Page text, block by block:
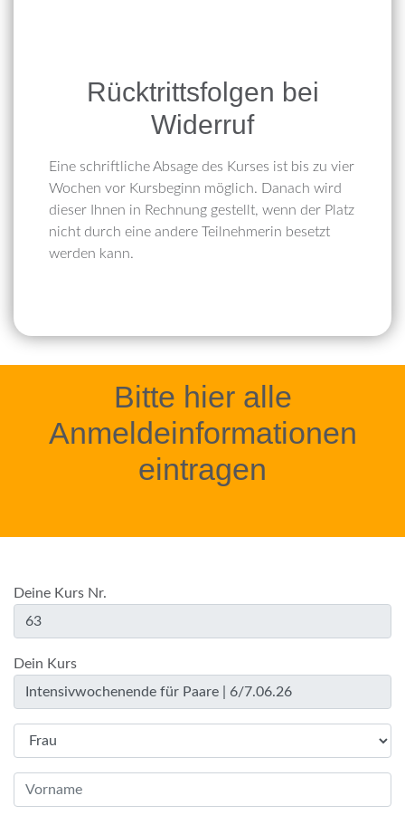
Rücktrittsfolgen bei
Widerruf
Eine schriftliche Absage des Kurses ist bis zu vier
Wochen vor Kursbeginn möglich. Danach wird
dieser Ihnen in Rechnung gestellt, wenn der Platz
nicht durch eine andere Teilnehmerin besetzt
werden kann.
Bitte hier alle
Anmeldeinformationen
eintragen
Deine Kurs Nr.
Dein Kurs